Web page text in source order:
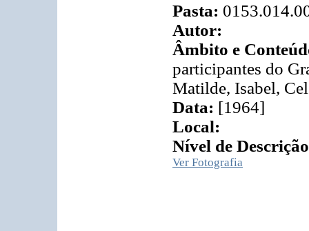
Pasta:
Autor:
Âmbito e
participantes do
Matilde, Isabel,
Data: [1964]
Local:
Nível de
Ver Fotografia